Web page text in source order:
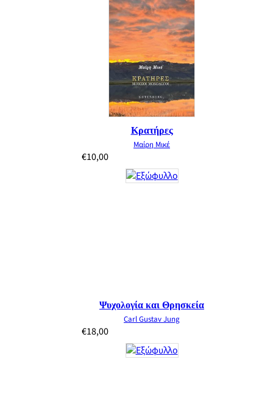
Κρατήρες
Μαίρη Μικέ
€10,00
Ψυχολογία και Θρησκεία
Carl Gustav Jung
€18,00